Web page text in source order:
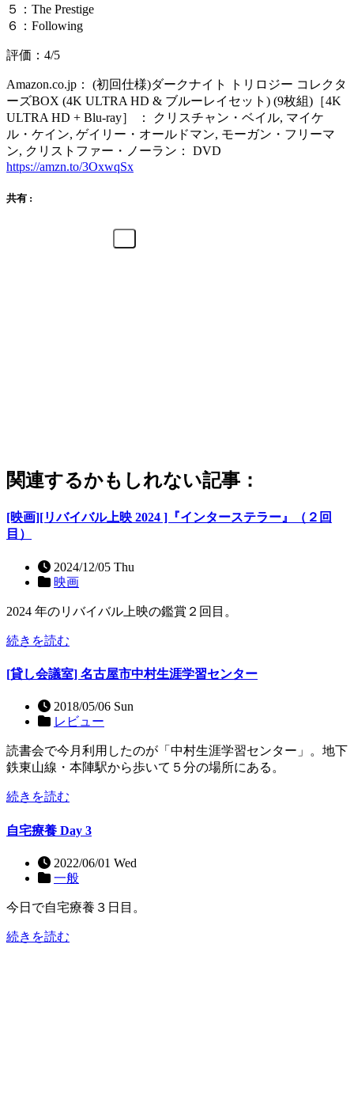
５：The Prestige
６：Following
評価：4/5
Amazon.co.jp： (初回仕様)ダークナイト トリロジー コレクタ
ーズBOX (4K ULTRA HD & ブルーレイセット) (9枚組)［4K
ULTRA HD + Blu-ray］ ： クリスチャン・ベイル, マイケ
ル・ケイン, ゲイリー・オールドマン, モーガン・フリーマ
ン, クリストファー・ノーラン： DVD
https://amzn.to/3OxwqSx
共有 :
関連するかもしれない記事：
[映画][リバイバル上映 2024 ]『インターステラー』（２回
目）
2024/12/05 Thu
映画
2024 年のリバイバル上映の鑑賞２回目。
続きを読む
[貸し会議室] 名古屋市中村生涯学習センター
2018/05/06 Sun
レビュー
読書会で今月利用したのが「中村生涯学習センター」。地下
鉄東山線・本陣駅から歩いて５分の場所にある。
続きを読む
自宅療養 Day 3
2022/06/01 Wed
一般
今日で自宅療養３日目。
続きを読む